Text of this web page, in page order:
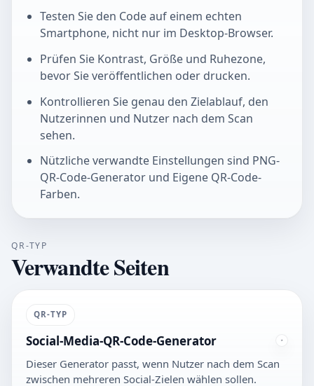
Testen Sie den Code auf einem echten
Smartphone, nicht nur im Desktop-Browser.
Prüfen Sie Kontrast, Größe und Ruhezone,
bevor Sie veröffentlichen oder drucken.
Kontrollieren Sie genau den Zielablauf, den
Nutzerinnen und Nutzer nach dem Scan
sehen.
Nützliche verwandte Einstellungen sind PNG-
QR-Code-Generator und Eigene QR-Code-
Farben.
QR-TYP
Verwandte Seiten
QR-TYP
Social-Media-QR-Code-Generator
Dieser Generator passt, wenn Nutzer nach dem Scan
zwischen mehreren Social-Zielen wählen sollen.